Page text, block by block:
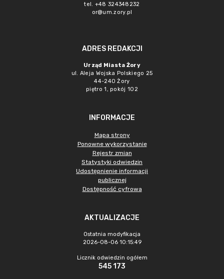
tel. +48 324348232
or@um.zory.pl
ADRES REDAKCJI
Urząd Miasta Żory
ul. Aleja Wojska Polskiego 25
44-240 Żory
piętro 1, pokój 102
INFORMACJE
Mapa strony
Ponowne wykorzystanie
Rejestr zmian
Statystyki odwiedzin
Udostępnienie informacji
publicznej
Dostępność cyfrowa
AKTUALIZACJE
Ostatnia modyfikacja
2026-08-06 10:15:49
Licznik odwiedzin ogółem
545 173